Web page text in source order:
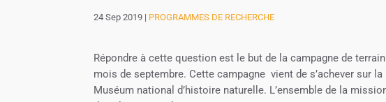
24 Sep 2019 | PROGRAMMES DE RECHERCHE
Répondre à cette question est le but de la campagne de
mois de septembre. Cette campagne vient de s’achever sur
Muséum national d’histoire naturelle. L’ensemble de la